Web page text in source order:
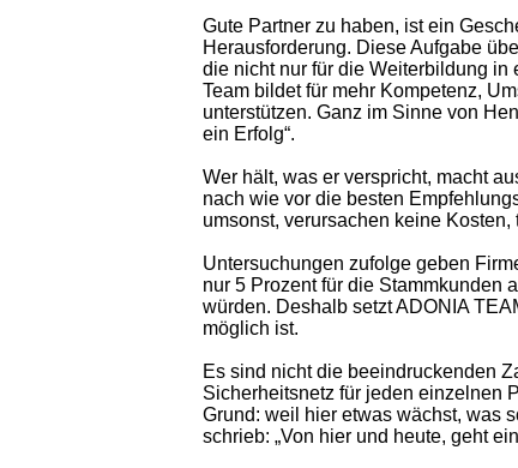
Gute Partner zu haben, ist ein
Herausforderung. Diese Aufgabe
die nicht nur für die Weiterbildung in
Team bildet für mehr Kompetenz,
unterstützen. Ganz im Sinne von
ein Erfolg“.
Wer hält, was er verspricht, macht
nach wie vor die besten
umsonst, verursachen keine
Untersuchungen zufolge geben
nur 5 Prozent für die Stammkunden
würden. Deshalb setzt ADONIA
möglich ist.
Es sind nicht die beeindruckenden
Sicherheitsnetz für jeden einzelnen
Grund: weil hier etwas wächst, was
schrieb: „Von hier und heute, geht